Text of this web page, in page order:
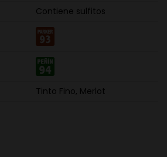
Contiene sulfitos
Tinto Fino, Merlot